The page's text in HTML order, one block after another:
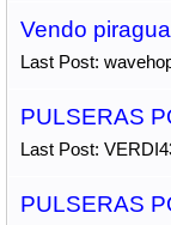
Vendo
Last Post:
PULSERAS
Last Post:
PULSERAS